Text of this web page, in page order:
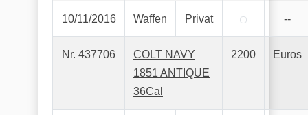
10/11/2016 Waffen Privat --
Nr. 437706
COLT NAVY
1851 ANTIQUE
36Cal
2200 Euros